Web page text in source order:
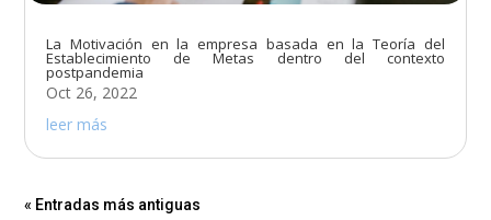
La Motivación en la empresa basada en la Teoría del
Establecimiento de Metas dentro del contexto
postpandemia
Oct 26, 2022
leer más
« Entradas más antiguas